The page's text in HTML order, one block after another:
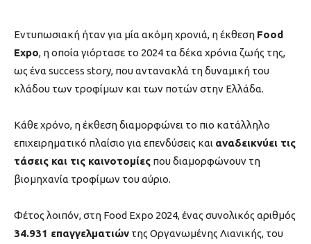
Εντυπωσιακή ήταν για μία ακόμη χρονιά, η έκθεση Food
Expo, η οποία γιόρτασε το 2024 τα δέκα χρόνια ζωής της,
ως ένα success story, που αντανακλά τη δυναμική του
κλάδου των τροφίμων και των ποτών στην Ελλάδα.
Κάθε χρόνο, η έκθεση διαμορφώνει το πιο κατάλληλο
επιχειρηματικό πλαίσιο για επενδύσεις και αναδεικνύει τις
τάσεις και τις καινοτομίες που διαμορφώνουν τη
βιομηχανία τροφίμων του αύριο.
Φέτος λοιπόν, στη Food Expo 2024, ένας συνολικός αριθμός
34.931 επαγγελματιών της Οργανωμένης Λιανικής, του